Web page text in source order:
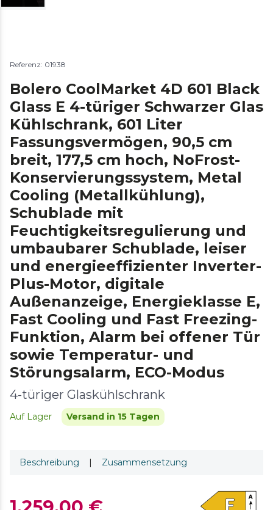
Referenz: 01938
Bolero CoolMarket 4D 601 Black
Glass E 4-türiger Schwarzer Glas
Kühlschrank, 601 Liter
Fassungsvermögen, 90,5 cm
breit, 177,5 cm hoch, NoFrost-
Konservierungssystem, Metal
Cooling (Metallkühlung),
Schublade mit
Feuchtigkeitsregulierung und
umbaubarer Schublade, leiser
und energieeffizienter Inverter-
Plus-Motor, digitale
Außenanzeige, Energieklasse E,
Fast Cooling und Fast Freezing-
Funktion, Alarm bei offener Tür
sowie Temperatur- und
Störungsalarm, ECO-Modus
4-türiger Glaskühlschrank
Auf Lager Versand in 15 Tagen
Beschreibung | Zusammensetzung